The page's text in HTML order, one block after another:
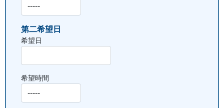
第二希望日
希望日
希望時間